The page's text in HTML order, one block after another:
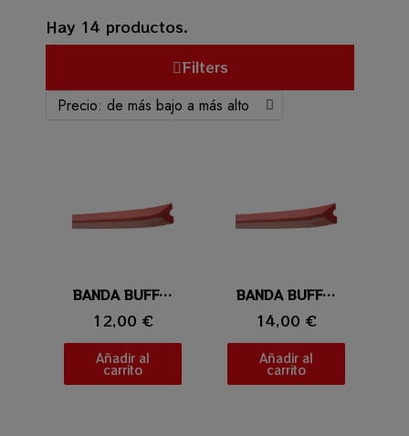
Hay 14 productos.
Filters
Vista rápidaBANDA BUFFALO K66 92CM
12,00 €
Añadir al
carrito
Vista rápidaBANDA BUFFALO K66 107CM
14,00 €
Añadir al
carrito